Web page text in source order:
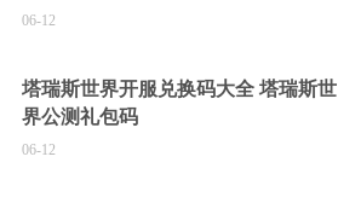
06-12
塔瑞斯世界开服兑换码大全 塔瑞斯世
界公测礼包码
06-12